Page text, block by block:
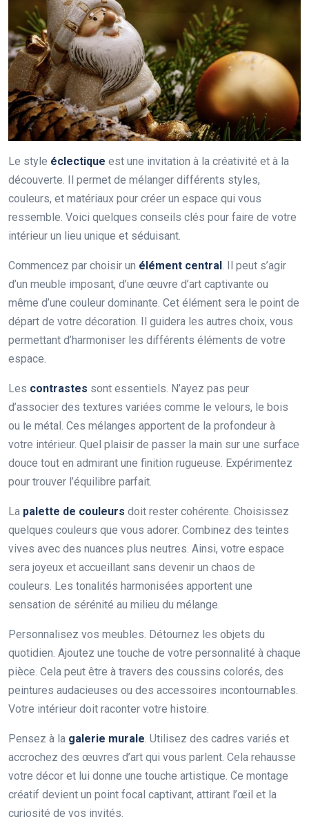
Le style éclectique est une invitation à la créativité et à la
découverte. Il permet de mélanger différents styles,
couleurs, et matériaux pour créer un espace qui vous
ressemble. Voici quelques conseils clés pour faire de votre
intérieur un lieu unique et séduisant.
Commencez par choisir un élément central . Il peut s’agir
d’un meuble imposant, d’une œuvre d’art captivante ou
même d’une couleur dominante. Cet élément sera le point de
départ de votre décoration. Il guidera les autres choix, vous
permettant d’harmoniser les différents éléments de votre
espace.
Les contrastes sont essentiels. N’ayez pas peur
d’associer des textures variées comme le velours, le bois
ou le métal. Ces mélanges apportent de la profondeur à
votre intérieur. Quel plaisir de passer la main sur une surface
douce tout en admirant une finition rugueuse. Expérimentez
pour trouver l’équilibre parfait.
La palette de couleurs doit rester cohérente. Choisissez
quelques couleurs que vous adorer. Combinez des teintes
vives avec des nuances plus neutres. Ainsi, votre espace
sera joyeux et accueillant sans devenir un chaos de
couleurs. Les tonalités harmonisées apportent une
sensation de sérénité au milieu du mélange.
Personnalisez vos meubles. Détournez les objets du
quotidien. Ajoutez une touche de votre personnalité à chaque
pièce. Cela peut être à travers des coussins colorés, des
peintures audacieuses ou des accessoires incontournables.
Votre intérieur doit raconter votre histoire.
Pensez à la galerie murale. Utilisez des cadres variés et
accrochez des œuvres d’art qui vous parlent. Cela rehausse
votre décor et lui donne une touche artistique. Ce montage
créatif devient un point focal captivant, attirant l’œil et la
curiosité de vos invités.